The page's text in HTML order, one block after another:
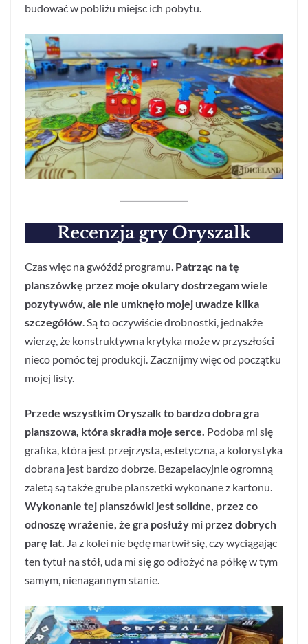
budować w pobliżu miejsc ich pobytu.
Recenzja gry Oryszalk
Czas więc na gwóźdź programu. Patrząc na tę
planszówkę przez moje okulary dostrzegam wiele
pozytywów, ale nie umknęło mojej uwadze kilka
szczegółów. Są to oczywiście drobnostki, jednakże
wierzę, że konstruktywna krytyka może w przyszłości
nieco pomóc tej produkcji. Zacznijmy więc od początku
mojej listy.
Przede wszystkim Oryszalk to bardzo dobra gra
planszowa, która skradła moje serce. Podoba mi się
grafika, która jest przejrzysta, estetyczna, a kolorystyka
dobrana jest bardzo dobrze. Bezapelacyjnie ogromną
zaletą są także grube planszetki wykonane z kartonu.
Wykonanie tej planszówki jest solidne, przez co
odnoszę wrażenie, że gra posłuży mi przez dobrych
parę lat. Ja z kolei nie będę martwił się, czy wyciągając
ten tytuł na stół, uda mi się go odłożyć na półkę w tym
samym, nienagannym stanie.